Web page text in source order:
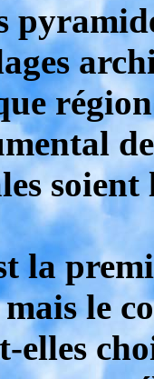
la
le
elles